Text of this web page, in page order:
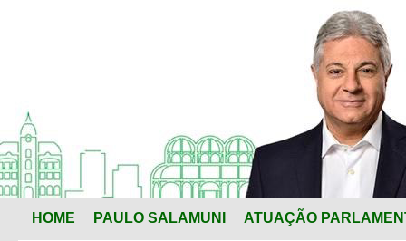
HOME PAULO SALAMUNI ATUAÇÃO